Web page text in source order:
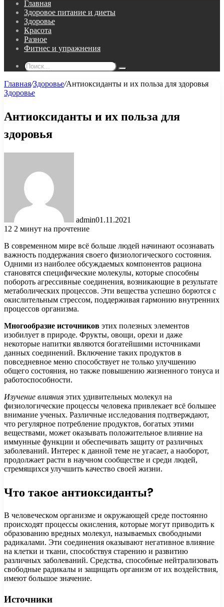
Главная
Здоровое питание и диеты
Здоровье
Красота
Разное
Фитнес и упражнения
Поиск...
Главная/Здоровье/Антиоксиданты и их польза для здоровья
Здоровье
Антиоксиданты и их польза для
здоровья
admin01.11.2021
12 2 минут на прочтение
В современном мире всё больше людей начинают осознавать
важность поддержания своего физиологического состояния.
Одними из наиболее обсуждаемых компонентов рациона
становятся специфические молекулы, которые способны
побороть агрессивные соединения, возникающие в результате
метаболических процессов. Эти вещества успешно борются с
окислительным стрессом, поддерживая гармонию внутренних
процессов организма.
Многообразие источников этих полезных элементов
изобилует в природе. Фрукты, овощи, орехи и даже
некоторые напитки являются богатейшими источниками
данных соединений. Включение таких продуктов в
повседневное меню способствует не только улучшению
общего состояния, но также повышению жизненного тонуса и
работоспособности.
Изучение влияния этих удивительных молекул на
физиологические процессы человека привлекает всё большее
внимание ученых. Различные исследования подтверждают,
что регулярное потребление продуктов, богатых этими
веществами, может оказывать положительное влияние на
иммунные функции и обеспечивать защиту от различных
заболеваний. Интерес к данной теме не угасает, а наоборот,
продолжает расти в научном сообществе и среди людей,
стремящихся улучшить качество своей жизни.
Что такое антиоксиданты?
В человеческом организме и окружающей среде постоянно
происходят процессы окисления, которые могут приводить к
образованию вредных молекул, называемых свободными
радикалами. Эти соединения оказывают негативное влияние
на клетки и ткани, способствуя старению и развитию
различных заболеваний. Средства, способные нейтрализовать
свободные радикалы и защищать организм от их воздействия,
имеют большое значение.
Источники